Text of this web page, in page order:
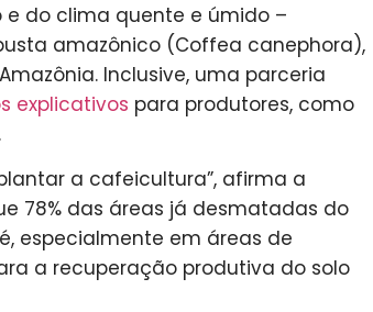
do clima quente e úmido –
amazônico (Coffea canephora),
Inclusive, uma parceria
explicativos para produtores, como
a cafeicultura”, afirma a
78% das áreas já desmatadas do
especialmente em áreas de
a recuperação produtiva do solo